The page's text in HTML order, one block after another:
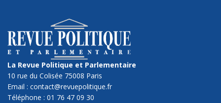
La Revue Politique et Parlementaire
10 rue du Colisée 75008 Paris
Email : contact@revuepolitique.fr
Téléphone : 01 76 47 09 30